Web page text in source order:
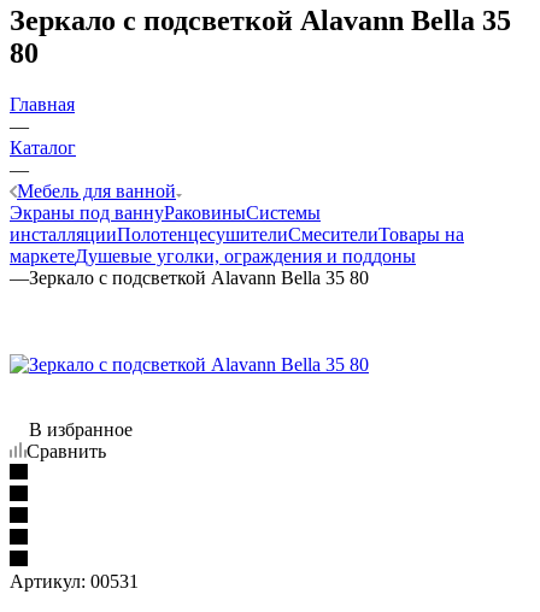
Зеркало с подсветкой Alavann Bella 35
80
Главная
—
Каталог
—
Мебель для ванной
Экраны под ваннуРаковиныСистемы
инсталляцииПолотенцесушителиСмесителиТовары на
маркетеДушевые уголки, ограждения и поддоны
—Зеркало с подсветкой Alavann Bella 35 80
В избранное
Сравнить
Артикул: 00531